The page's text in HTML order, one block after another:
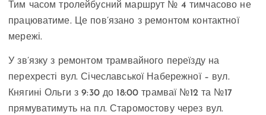
Тим часом тролейбусний маршрут № 4 тимчасово не
працюватиме. Це пов’язано з ремонтом контактної
мережі.
У зв’язку з ремонтом трамвайного переїзду на
перехресті вул. Січеславської Набережної – вул.
Княгині Ольги з 9:30 до 18:00 трамваї №12 та №17
прямуватимуть на пл. Старомостову через вул.